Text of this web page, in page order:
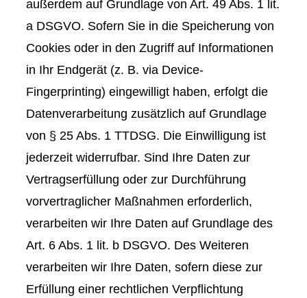
außerdem auf Grundlage von Art. 49 Abs. 1 lit.
a DSGVO. Sofern Sie in die Speicherung von
Cookies oder in den Zugriff auf Informationen
in Ihr Endgerät (z. B. via Device-
Fingerprinting) eingewilligt haben, erfolgt die
Datenverarbeitung zusätzlich auf Grundlage
von § 25 Abs. 1 TTDSG. Die Einwilligung ist
jederzeit widerrufbar. Sind Ihre Daten zur
Vertragserfüllung oder zur Durchführung
vorvertraglicher Maßnahmen erforderlich,
verarbeiten wir Ihre Daten auf Grundlage des
Art. 6 Abs. 1 lit. b DSGVO. Des Weiteren
verarbeiten wir Ihre Daten, sofern diese zur
Erfüllung einer rechtlichen Verpflichtung